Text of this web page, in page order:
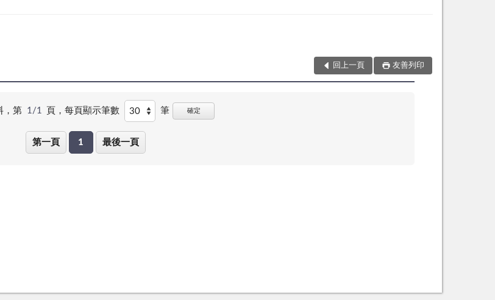
回上一頁 友善列印
，第 1/1 頁，每頁顯示筆數 筆 確定
第一頁 1 最後一頁